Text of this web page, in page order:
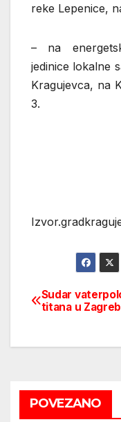
reke Lepenice,
– na
jedinice lokalne
Kragujevca, na
3.
Post
Sudar
titana u
POVEZANO